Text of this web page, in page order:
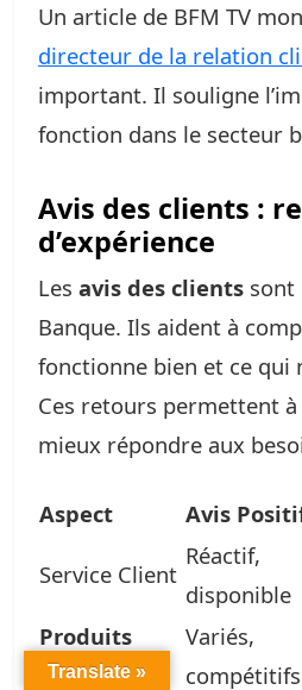
Un article de BFM TV
directeur de la relation
important. Il souligne
fonction dans le secteur
Avis des clients :
d’expérience
Les avis des clients sont
Banque. Ils aident à
fonctionne bien et ce qui
Ces retours permettent
mieux répondre aux
Aspect Avis
Service Client
Réactif,
disponible
Produits
Bancaires
Variés,
compétitifs
Translate »